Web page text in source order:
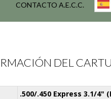
CONTACTO A.E.C.C.
DEL
.500/.450 Express 3.1/4"